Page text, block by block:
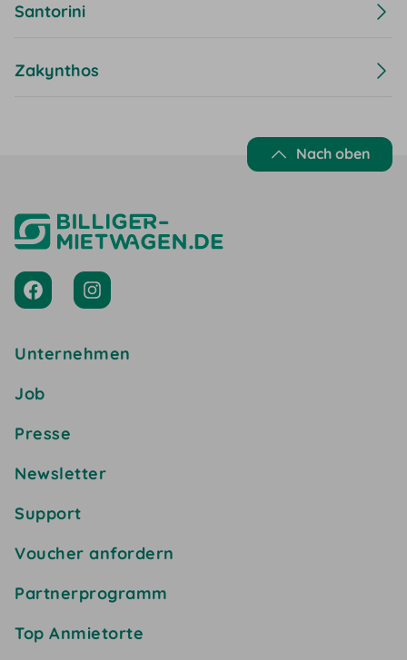
Santorini
Zakynthos
Nach oben
Unternehmen
Job
Presse
Newsletter
Support
Voucher anfordern
Partnerprogramm
Top Anmietorte